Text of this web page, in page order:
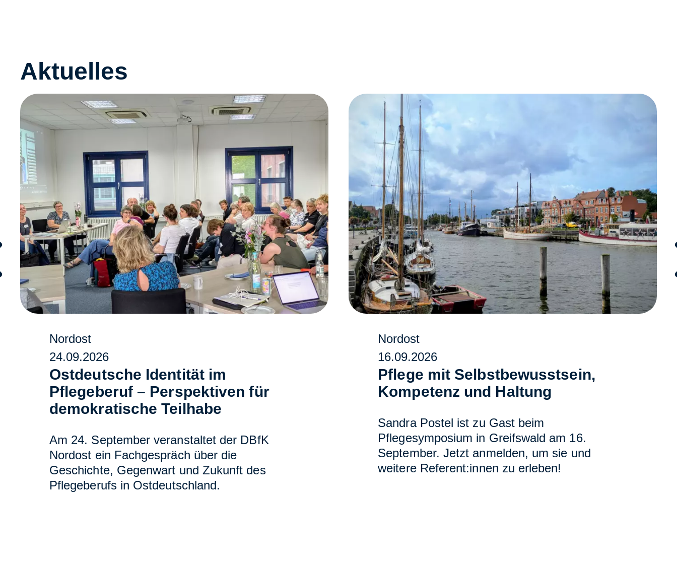
Aktuelles
Nordost
24.09.2026
Ostdeutsche Identität im
Pflegeberuf – Perspektiven für
demokratische Teilhabe
Am 24. September veranstaltet der DBfK
Nordost ein Fachgespräch über die
Geschichte, Gegenwart und Zukunft des
Pflegeberufs in Ostdeutschland.
Nordost
16.09.2026
Pflege mit Selbstbewusstsein,
Kompetenz und Haltung
Sandra Postel ist zu Gast beim
Pflegesymposium in Greifswald am 16.
September. Jetzt anmelden, um sie und
weitere Referent:innen zu erleben!